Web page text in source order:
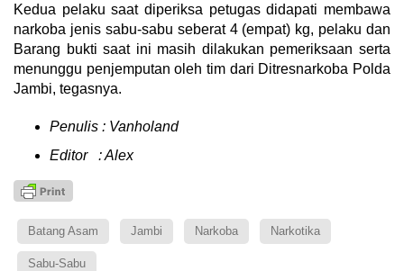
Kedua pelaku saat diperiksa petugas didapati membawa
narkoba jenis sabu-sabu seberat 4 (empat) kg, pelaku dan
Barang bukti saat ini masih dilakukan pemeriksaan serta
menunggu penjemputan oleh tim dari Ditresnarkoba Polda
Jambi, tegasnya.
Penulis : Vanholand
Editor : Alex
Batang Asam Jambi Narkoba Narkotika
Sabu-Sabu